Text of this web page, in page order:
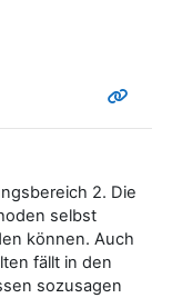
2. Die
selbst
können. Auch
fällt in den
sozusagen